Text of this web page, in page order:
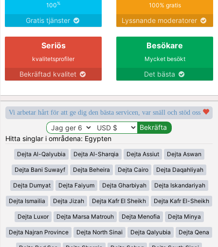
100%
Gratis tjänster
100% gratis
Lyssnande moderatorer
Seriös
kvalitetsprofiler
Bekräftad kvalitet
Besökare
Mycket besökt
Det bästa
Vi arbetar hårt för att ge dig den bästa servicen, var snäll och stöd oss
Hitta singlar i områdena: Egypten
Dejta Al-Qalyubia Dejta Al-Sharqia Dejta Assiut Dejta Aswan
Dejta Bani Suwayf Dejta Beheira Dejta Cairo Dejta Daqahliyah
Dejta Dumyat Dejta Faiyum Dejta Gharbiyah Dejta Iskandariyah
Dejta Ismailia Dejta Jizah Dejta Kafr El Sheikh Dejta Kafr El-Sheikh
Dejta Luxor Dejta Marsa Matrouh Dejta Menofia Dejta Minya
Dejta Najran Province Dejta North Sinai Dejta Qalyubia Dejta Qena